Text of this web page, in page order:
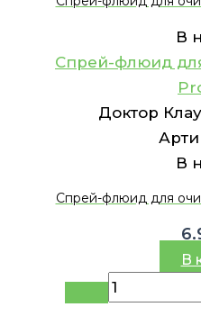
В
Спрей-флюид
Доктор
В
Спрей-флюид для
В